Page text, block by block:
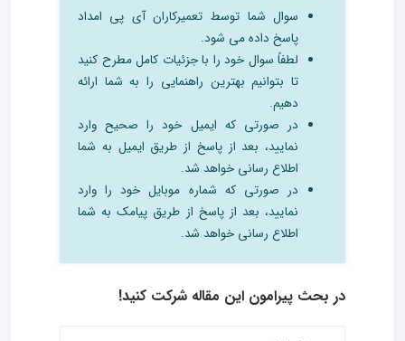
سوال شما توسط تعمیرکاران آی پی امداد
پاسخ داده می شود.
لطفاً سوال خود را با جزئیات کامل مطرح کنید
تا بتوانیم بهترین راهنمایی را به شما ارائه
دهیم.
در صورتی که ایمیل خود را صحیح وارد
نمایید، بعد از پاسخ از طریق ایمیل به شما
اطلاع رسانی خواهد شد.
در صورتی که شماره موبایل خود را وارد
نمایید، بعد از پاسخ از طریق پیامک به شما
اطلاع رسانی خواهد شد.
در بحث‌ پیرامون این مقاله شرکت کنید!